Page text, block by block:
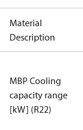
Material
Description
MBP Cooling
capacity range
[kW] (R22)